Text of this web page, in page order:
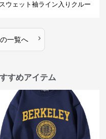
スウェット袖ライン入りクルー
一覧へ ›
すめアイテム